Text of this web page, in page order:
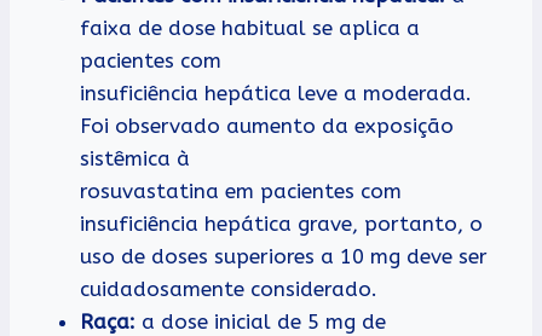
faixa de dose habitual se aplica a
pacientes com
insuficiência hepática leve a moderada.
Foi observado aumento da exposição
sistêmica à
rosuvastatina em pacientes com
insuficiência hepática grave, portanto, o
uso de doses superiores a 10 mg deve ser
cuidadosamente considerado.
Raça: a dose inicial de 5 mg de